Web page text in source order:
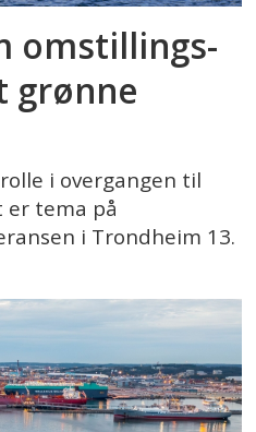
omstillings-
grønne
i overgangen til
er tema på
i Trondheim 13.